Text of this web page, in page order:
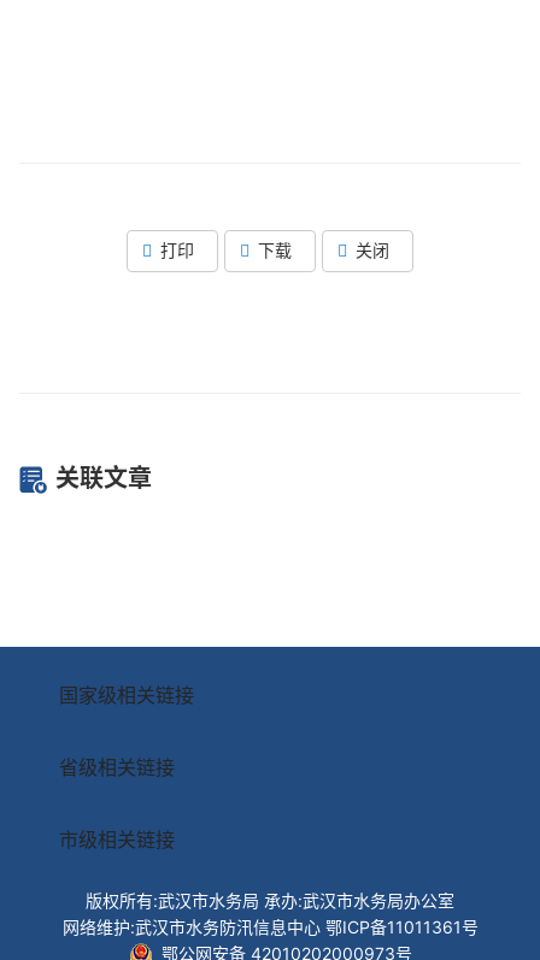
打印 下载 关闭
关联文章
国家级相关链接
省级相关链接
市级相关链接
版权所有:武汉市水务局 承办:武汉市水务局办公室
网络维护:武汉市水务防汛信息中心 鄂ICP备11011361号
鄂公网安备 42010202000973号